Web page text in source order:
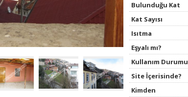
Bulunduğu Kat
Kat Sayısı
Isıtma
Eşyalı mı?
Kullanım Durumu
Site İçerisinde?
Kimden